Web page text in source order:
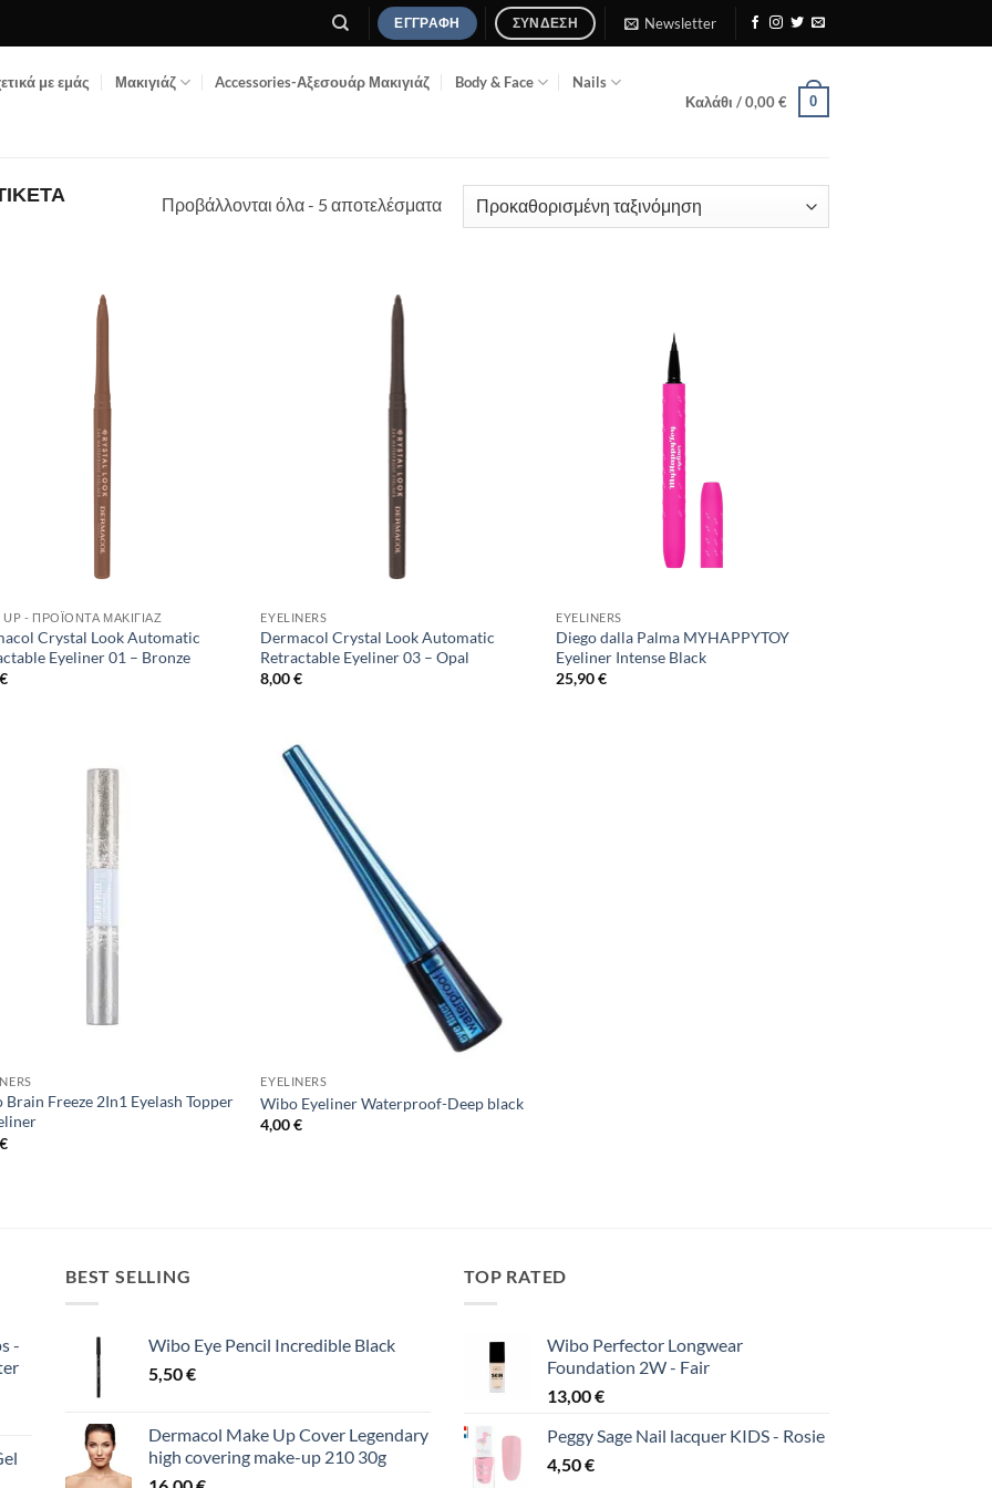
ΕΓΓΡΑΦΉ ΣΎΝΔΕΣΗ Newsletter
με εμάς Μακιγιάζ Accessories-Αξεσουάρ Μακιγιάζ Body & Face Nails
Καλάθι /0,00€ 0
Προβάλλονται όλα - 5 αποτελέσματα
UP - ΠΡΟΪΌΝΤΑ ΜΑΚΙΓΙΆΖ
Crystal Look Automatic
Eyeliner 01 – Bronze
€
EYELINERS
Dermacol Crystal Look Automatic
Retractable Eyeliner 03 – Opal
8,00€
EYELINERS
Diego dalla Palma MYHAPPYTOY
Eyeliner Intense Black
25,90€
Brain Freeze 2In1 Eyelash Topper
€
EYELINERS
Wibo Eyeliner Waterproof-Deep black
4,00€
-
BEST SELLING
Wibo Eye Pencil Incredible Black
5,50€
Dermacol Make Up Cover Legendary
high covering make-up 210 30g
TOP RATED
Wibo Perfector Longwear
Foundation 2W - Fair
13,00€
Peggy Sage Nail lacquer KIDS - Rosie
4,50€